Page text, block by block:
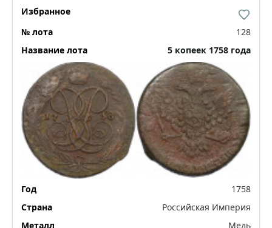
128
5 копеек 1758 года
1758
Российская Империя
Медь